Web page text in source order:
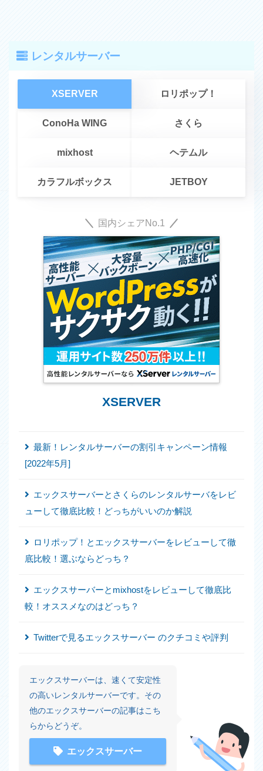
JETBOY(5) jQuery(43)
LP(3) microsoft(1) mixhost(7)
MySQL(1) note(1) Notion(1)
openBD(1) PageSpeed(1) PHP(80)
svg(1) task(1) UI(8) WEBデザイン(13)
zoom(1) アイコン(3) アコーディオン(15)
アニメーション(1) アフィリエイト(1) ウィンドウ操作(8)
オウンドメディア(6) お名前.com(1) カラフルボックス(6)
カルーセル(6) キャッチコピー(2) キャンペーン(2)
クチコミと評判(11) グラフ(2) コトラー(2) コピペ(211)
サーバー(74) サーバー比較(12)
さくらのレンタルサーバ(10) スクロール(18)
スターサーバー(6) スターサーバーフリー(1) スライダー(15)
タイトル操作(2) タグマネージャ(1) タブ(8)
チャットアプリ(3) チラシ(6)
ドメイン(2) ドロワー(6) トンマナ(2)
ニュースティッカー(1)
ページ遷移時の動き(10) ヘッダー(4) ヘテムル(5)
副業(1) 口コミ(1) 広告(12) 数字の操作(4)
文字のカウント(1) 文字の操作(9)
有料記事(1) 検索(2) 楽天API(1) 無料サーバー(1)
要素の追加(3)
レンタルサーバー
XSERVER ロリポップ！
ConoHa WING さくら
mixhost ヘテムル
カラフルボックス JETBOY
国内シェアNo.1
XSERVER
最新！レンタルサーバーの割引キャンペーン情報
[2022年5月]
エックスサーバーとさくらのレンタルサーバをレビ
ューして徹底比較！どっちがいいのか解説
ロリポップ！とエックスサーバーをレビューして徹
底比較！選ぶならどっち？
エックスサーバーとmixhostをレビューして徹底比
較！オススメなのはどっち？
Twitterで見るエックスサーバー のクチコミや評判
エックスサーバーは、速くて安定性
の高いレンタルサーバーです。その
他のエックスサーバーの記事はこち
らからどうぞ。
エックスサーバー